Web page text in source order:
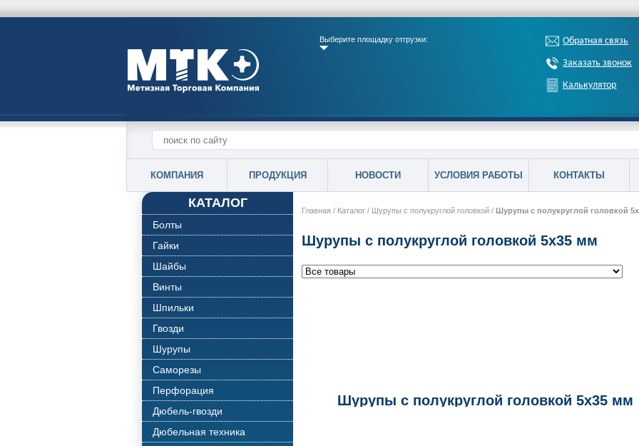
Выберите площадку отгрузки: Обратная связь
Заказать звонок
Калькулятор
КОМПАНИЯ ПРОДУКЦИЯ НОВОСТИ УСЛОВИЯ РАБОТЫ КОНТАКТЫ
КАТАЛОГ
Болты
Гайки
Шайбы
Винты
Шпильки
Гвозди
Шурупы
Саморезы
Перфорация
Дюбель-гвозди
Дюбельная техника
Главная / Каталог / Шурупы с полукруглой головкой / Шурупы с полукруглой головкой
Шурупы с полукруглой головкой 5х35 мм
Шурупы с полукруглой головкой 5х35 мм